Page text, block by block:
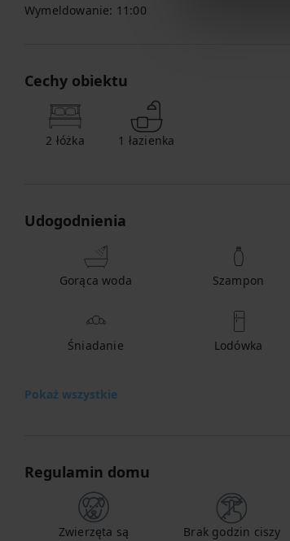
Wymeldowanie: 11:00
Cechy obiektu
2 łóżka 1 łazienka
Udogodnienia
Gorąca woda Szampon
Śniadanie Lodówka
Pokaż wszystkie
Regulamin domu
Zwierzęta są
Brak godzin ciszy